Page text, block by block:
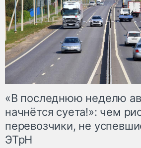
«В последнюю неделю
начнётся суета!»: чем
перевозчики, не
ЭТрН